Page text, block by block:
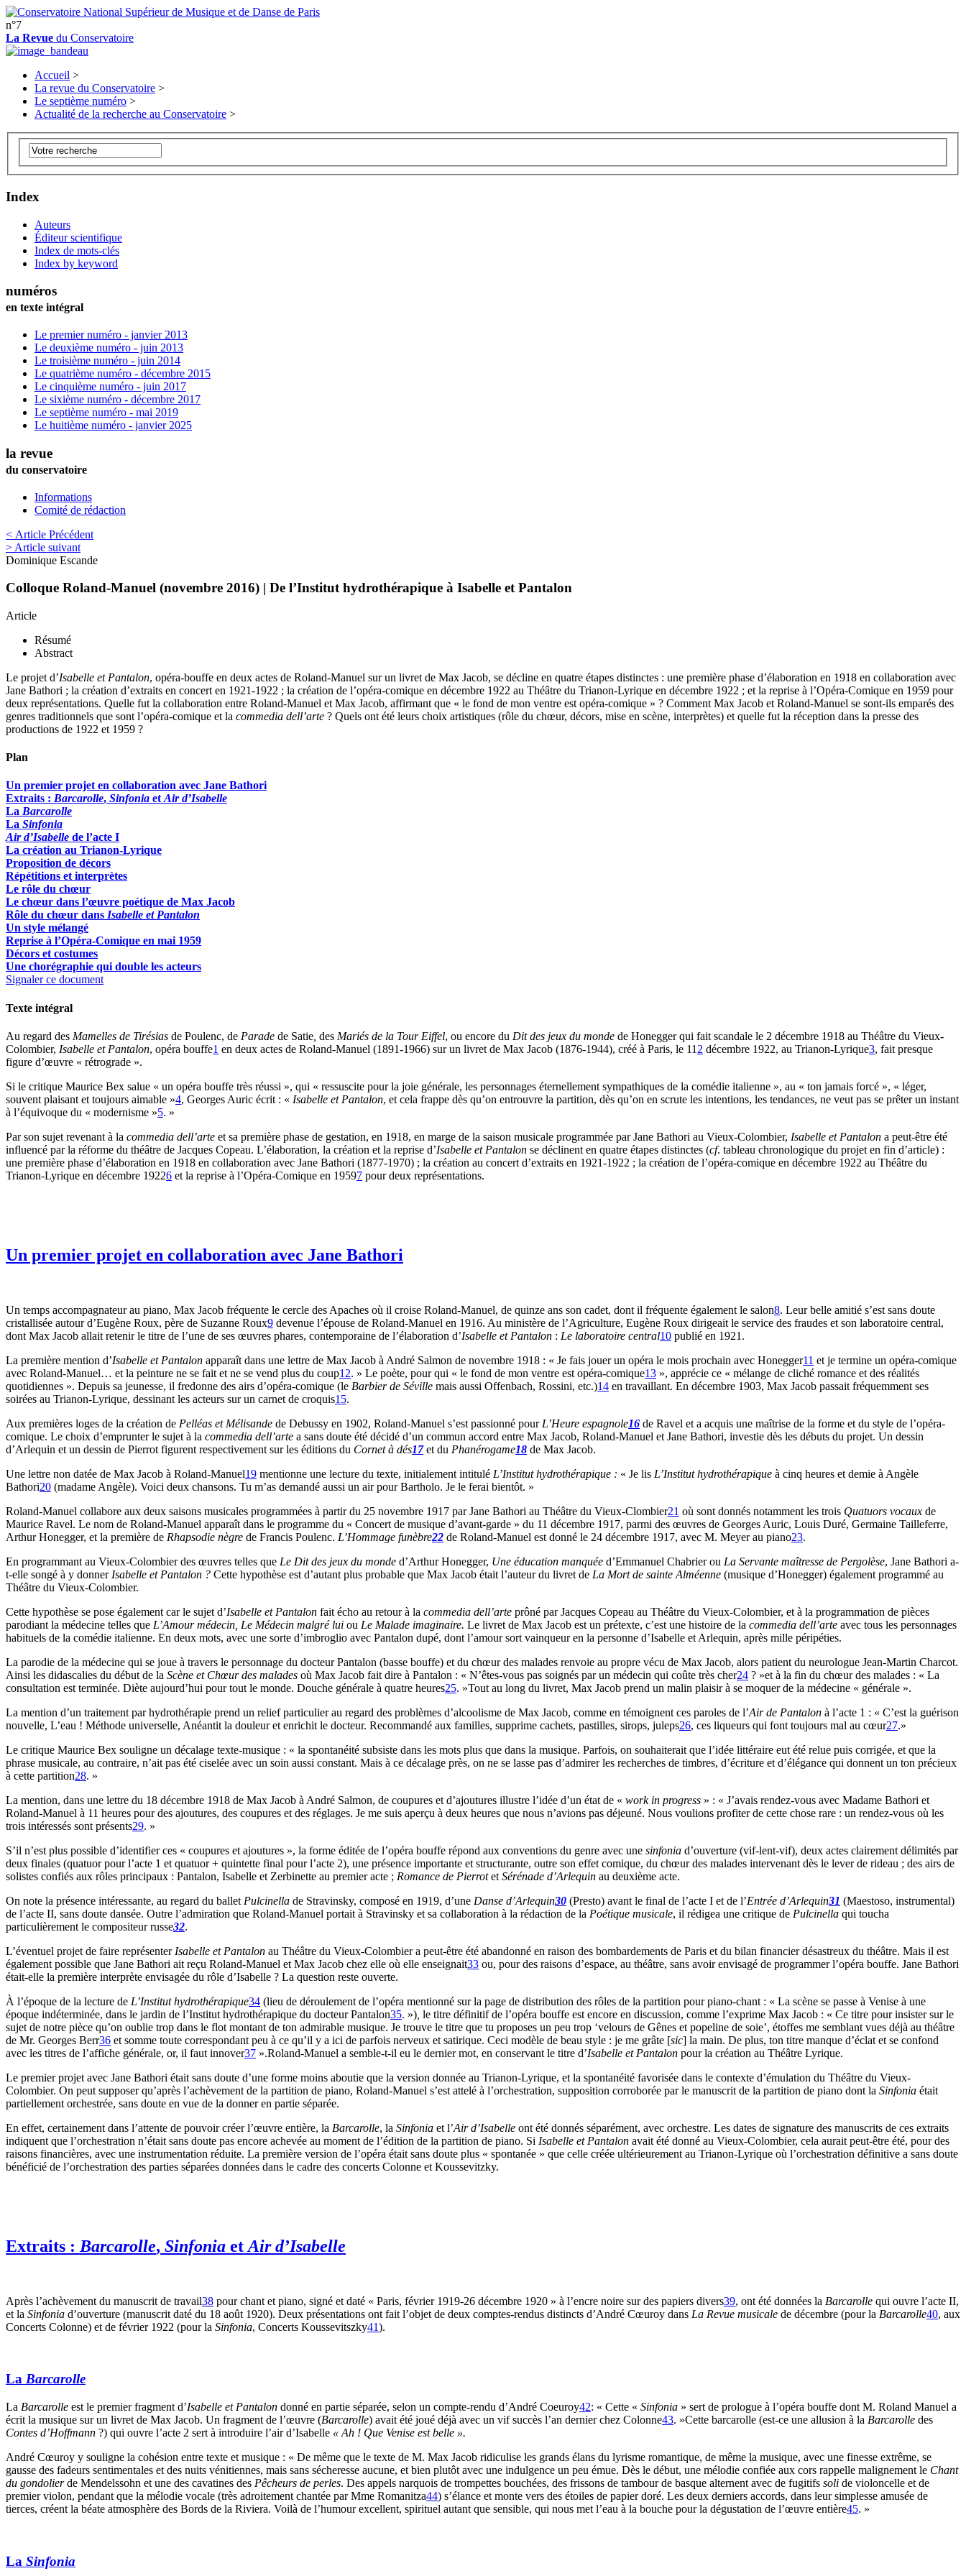
n°7
La Revue du Conservatoire
Accueil >
La revue du Conservatoire >
Le septième numéro >
Actualité de la recherche au Conservatoire >
Index
Auteurs
Éditeur scientifique
Index de mots-clés
Index by keyword
numéros
en texte intégral
Le premier numéro - janvier 2013
Le deuxième numéro - juin 2013
Le troisième numéro - juin 2014
Le quatrième numéro - décembre 2015
Le cinquième numéro - juin 2017
Le sixième numéro - décembre 2017
Le septième numéro - mai 2019
Le huitième numéro - janvier 2025
la revue
du conservatoire
Informations
Comité de rédaction
< Article Précédent
> Article suivant
Dominique Escande
Colloque Roland-Manuel (novembre 2016) | De l’Institut hydrothérapique à Isabelle et Pantalon
Article
Résumé
Abstract
Le projet d’Isabelle et Pantalon, opéra-bouffe en deux actes de Roland-Manuel sur un livret de Max Jacob, se décline en quatre étapes distinctes : une première phase d’élaboration en 1918 en collaboration avec
Jane Bathori ; la création d’extraits en concert en 1921-1922 ; la création de l’opéra-comique en décembre 1922 au Théâtre du Trianon-Lyrique en décembre 1922 ; et la reprise à l’Opéra-Comique en 1959 pour
deux représentations. Quelle fut la collaboration entre Roland-Manuel et Max Jacob, affirmant que « le fond de mon ventre est opéra-comique » ? Comment Max Jacob et Roland-Manuel se sont-ils emparés des
genres traditionnels que sont l’opéra-comique et la commedia dell’arte ? Quels ont été leurs choix artistiques (rôle du chœur, décors, mise en scène, interprètes) et quelle fut la réception dans la presse des
productions de 1922 et 1959 ?
Plan
Un premier projet en collaboration avec Jane Bathori
Extraits : Barcarolle, Sinfonia etAir d’Isabelle
La Barcarolle
La Sinfonia
Air d’Isabelle de l’acte I
La création au Trianon-Lyrique
Proposition de décors
Répétitions et interprètes
Le rôle du chœur
Le chœur dans l’œuvre poétique de Max Jacob
Rôle du chœur dans Isabelle et Pantalon
Un style mélangé
Reprise à l’Opéra-Comique en mai 1959
Décors et costumes
Une chorégraphie qui double les acteurs
Signaler ce document
Texte intégral
Au regard des Mamelles de Tirésias de Poulenc, de Parade de Satie des Mariés de la Tour Eiffel, ou encore du Dit des jeux du monde de Honegger qui fait scandale le 2 décembre 1918 au Théâtre du Vieux-
Colombier, Isabelle et Pantalon, opéra bouffe1 en deux actes de Roland-Manuel (1891-1966) sur un livret de Max Jacob (1876-1944), créé à Paris, le 11 2 décembre 1922, au Trianon-Lyrique3, fait presque
figure d’œuvre « rétrograde ».
Si le critique Maurice Bex salue « un opéra bouffe très réussi », qui « ressuscite pour la joie générale, les personnages éternellement sympathiques de la comédie italienne », au « ton jamais forcé », « léger,
souvent plaisant et toujours aimable »4, Georges Auric écrit : « Isabelle et Pantalon, et cela frappe dès qu’on entrouvre la partition, dès qu’on en scrute les intentions, les tendances, ne veut pas se prêter un instant
à l’équivoque du « modernisme »5. »
Par son sujet revenant à la commedia dell’arte et sa première phase de gestation, en 1918, en marge de la saison musicale programmée par Jane Bathori au Vieux-Colombier, Isabelle et Pantalon a peut-être été
influencé par la réforme du théâtre de Jacques Copeau. L’élaboration, la création et la reprise d’Isabelle et Pantalon se déclinent en quatre étapes distinctes (cf. tableau chronologique du projet en fin d’article) :
une première phase d’élaboration en 1918 en collaboration avec Jane Bathori (1877-1970) ; la création au concert d’extraits en 1921-1922 ; la création de l’opéra-comique en décembre 1922 au Théâtre du
Trianon-Lyrique en décembre 19226 et la reprise à l’Opéra-Comique en 19597 pour deux représentations.
Un premier projet en collaboration avec Jane Bathori
Un temps accompagnateur au piano, Max Jacob fréquente le cercle des Apaches où il croise Roland-Manuel, de quinze ans son cadet, dont il fréquente également le salon8. Leur belle amitié s’est sans doute
cristallisée autour d’Eugène Roux, père de Suzanne Roux9 devenue l’épouse de Roland-Manuel en 1916. Au ministère de l’Agriculture, Eugène Roux dirigeait le service des fraudes et son laboratoire central,
dont Max Jacob allait retenir le titre de l’une de ses œuvres phares, contemporaine de l’élaboration d’Isabelle et Pantalon : Le laboratoire central10 publié en 1921.
La première mention d’Isabelle et Pantalon apparaît dans une lettre de Max Jacob à André Salmon de novembre 1918 : « Je fais jouer un opéra le mois prochain avec Honegger11 et je termine un opéra-comique
avec Roland-Manuel… et la peinture ne se fait et ne se vend plus du coup12. » Le poète, pour qui « le fond de mon ventre est opéra-comique13 », apprécie ce « mélange de cliché romance et des réalités
quotidiennes ». Depuis sa jeunesse, il fredonne des airs d’opéra-comique (le Barbier de Séville mais aussi Offenbach, Rossini, etc.)14 en travaillant. En décembre 1903, Max Jacob passait fréquemment ses
soirées au Trianon-Lyrique, dessinant les acteurs sur un carnet de croquis15.
Aux premières loges de la création de Pelléas et Mélisande de Debussy en 1902, Roland-Manuel s’est passionné pour L’Heure espagnole16 de Ravel et a acquis une maîtrise de la forme et du style de l’opéra-
comique. Le choix d’emprunter le sujet à la commedia dell’arte a sans doute été décidé d’un commun accord entre Max Jacob, Roland-Manuel et Jane Bathori, investie dès les débuts du projet. Un dessin
d’Arlequin et un dessin de Pierrot figurent respectivement sur les éditions du Cornet à dés17et du Phanérogame18 de Max Jacob.
Une lettre non datée de Max Jacob à Roland-Manuel19 mentionne une lecture du texte, initialement intitulé L’Institut hydrothérapique : « Je lis L’Institut hydrothérapique à cinq heures et demie à Angèle
Bathori20 (madame Angèle). Voici deux chansons. Tu m’as demandé aussi un air pour Bartholo. Je le ferai bientôt. »
Roland-Manuel collabore aux deux saisons musicales programmées à partir du 25 novembre 1917 par Jane Bathori au Théâtre du Vieux-Clombier21 où sont donnés notamment les trois Quatuors vocaux de
Maurice Ravel. Le nom de Roland-Manuel apparaît dans le programme du « Concert de musique d’avant-garde » du 11 décembre 1917, parmi des œuvres de Georges Auric, Louis Duré, Germaine Tailleferre,
Arthur Honegger, et la première de Rhapsodie nègre de Francis Poulenc. L’Hommage funèbre22 de Roland-Manuel est donné le 24 décembre 1917, avec M. Meyer au piano23.
En programmant au Vieux-Colombier des œuvres telles que Le Dit des jeux du monde d’Arthur Honegger, Une éducation manquée d’Emmanuel Chabrier ou La Servante maîtresse de Pergolèse, Jane Bathori a-
t-elle songé à y donner Isabelle et Pantalon ? Cette hypothèse est d’autant plus probable que Max Jacob était l’auteur du livret de La Mort de sainte Alméenne (musique d’Honegger) également programmé au
Théâtre du Vieux-Colombier.
Cette hypothèse se pose également car le sujet d’Isabelle et Pantalon fait écho au retour à la commedia dell’arte prôné par Jacques Copeau au Théâtre du Vieux-Colombier, et à la programmation de pièces
parodiant la médecine telles que L’Amour médecin, Le Médecin malgré lui ou Le Malade imaginaire. Le livret de Max Jacob est un prétexte, c’est une histoire de la commedia dell’arte avec tous les personnages
habituels de la comédie italienne. En deux mots, avec une sorte d’imbroglio avec Pantalon dupé, dont l’amour sort vainqueur en la personne d’Isabelle et Arlequin, après mille péripéties.
La parodie de la médecine qui se joue à travers le personnage du docteur Pantalon (basse bouffe) et du chœur des malades renvoie au propre vécu de Max Jacob, alors patient du neurologue Jean-Martin Charcot.
Ainsi les didascalies du début de la Scène et Chœur des malades où Max Jacob fait dire à Pantalon : « N’êtes-vous pas soignés par un médecin qui coûte très cher24 ? »et à la fin du chœur des malades : « La
consultation est terminée. Diète aujourd’hui pour tout le monde. Douche générale à quatre heures25. »Tout au long du livret, Max Jacob prend un malin plaisir à se moquer de la médecine « générale ».
La mention d’un traitement par hydrothérapie prend un relief particulier au regard des problèmes d’alcoolisme de Max Jacob, comme en témoignent ces paroles de l’Air de Pantalon à l’acte 1 : « C’est la guérison
nouvelle, L’eau ! Méthode universelle, Anéantit la douleur et enrichit le docteur. Recommandé aux familles, supprime cachets, pastilles, sirops, juleps26, ces liqueurs qui font toujours mal au cœur27.»
Le critique Maurice Bex souligne un décalage texte-musique : « la spontanéité subsiste dans les mots plus que dans la musique. Parfois, on souhaiterait que l’idée littéraire eut été relue puis corrigée, et que la
phrase musicale, au contraire, n’ait pas été ciselée avec un soin aussi constant. Mais à ce décalage près, on ne se lasse pas d’admirer les recherches de timbres, d’écriture et d’élégance qui donnent un ton précieux
à cette partition28. »
La mention, dans une lettre du 18 décembre 1918 de Max Jacob à André Salmon, de coupures et d’ajoutures illustre l’idée d’un état de « work in progress » : « J’avais rendez-vous avec Madame Bathori et
Roland-Manuel à 11 heures pour des ajoutures, des coupures et des réglages. Je me suis aperçu à deux heures que nous n’avions pas déjeuné. Nous voulions profiter de cette chose rare : un rendez-vous où les
trois intéressés sont présents29. »
S’il n’est plus possible d’identifier ces « coupures et ajoutures », la forme éditée de l’opéra bouffe répond aux conventions du genre avec une sinfonia d’ouverture (vif-lent-vif), deux actes clairement délimités par
deux finales (quatuor pour l’acte 1 et quatuor + quintette final pour l’acte 2), une présence importante et structurante, outre son effet comique, du chœur des malades intervenant dès le lever de rideau ; des airs de
solistes confiés aux rôles principaux : Pantalon, Isabelle et Zerbinette au premier acte ; Romance de Pierrotet Sérénade d’Arlequin au deuxième acte.
On note la présence intéressante, au regard du ballet Pulcinella de Stravinsky, composé en 1919, d’une Danse d’Arlequin30 (Presto) avant le final de l’acte I et de l’Entrée d’Arlequin31 (Maestoso, instrumental)
de l’acte II, sans doute dansée. Outre l’admiration que Roland-Manuel portait à Stravinsky et sa collaboration à la rédaction de la Poétique musicale, il rédigea une critique de Pulcinella qui toucha
particulièrement le compositeur russe32.
L’éventuel projet de faire représenter Isabelle et Pantalon au Théâtre du Vieux-Colombier a peut-être été abandonné en raison des bombardements de Paris et du bilan financier désastreux du théâtre. Mais il est
également possible que Jane Bathori ait reçu Roland-Manuel et Max Jacob chez elle où elle enseignait33 ou, pour des raisons d’espace, au théâtre, sans avoir envisagé de programmer l’opéra bouffe. Jane Bathori
était-elle la première interprète envisagée du rôle d’Isabelle ? La question reste ouverte.
À l’époque de la lecture de L’Institut hydrothérapique34 (lieu de déroulement de l’opéra mentionné sur la page de distribution des rôles de la partition pour piano-chant : « La scène se passe à Venise à une
époque indéterminée, dans le jardin de l’Institut hydrothérapique du docteur Pantalon35. ») le titre définitif de l’opéra bouffe est encore en discussion, comme l’exprime Max Jacob : « Ce titre pour insister sur le
sujet de notre pièce qu’on oublie trop dans le flot montant de ton admirable musique. Je trouve le titre que tu proposes un peu trop ‘velours de Gênes et popeline de soie’, étoffes me semblant vues déjà au théâtre
de Mr. Georges Berr36 et somme toute correspondant peu à ce qu’il y a ici de parfois nerveux et satirique. Ceci modèle de beau style : je me grâte [sic] la main. De plus, ton titre manque d’éclat et se confond
avec les titres de l’affiche générale, or, il faut innover37 ».Roland-Manuel a semble-t-il eu le dernier mot, en conservant le titre d’Isabelle et Pantalon pour la création au Théâtre Lyrique.
Le premier projet avec Jane Bathori était sans doute d’une forme moins aboutie que la version donnée au Trianon-Lyrique, et la spontanéité favorisée dans le contexte d’émulation du Théâtre du Vieux-
Colombier. On peut supposer qu’après l’achèvement de la partition de piano, Roland-Manuel s’est attelé à l’orchestration, supposition corroborée par le manuscrit de la partition de piano dont la Sinfonia était
partiellement orchestrée, sans doute en vue de la donner en partie séparée.
En effet, certainement dans l’attente de pouvoir créer l’œuvre entière, la Barcarolle, la Sinfonia et l’Air d’Isabelle ont été donnés séparément, avec orchestre. Les dates de signature des manuscrits de ces extraits
indiquent que l’orchestration n’était sans doute pas encore achevée au moment de l’édition de la partition de piano. Si Isabelle et Pantalon avait été donné au Vieux-Colombier, cela aurait peut-être été, pour des
raisons financières, avec une instrumentation réduite. La première version de l’opéra était sans doute plus « spontanée » que celle créée ultérieurement au Trianon-Lyrique où l’orchestration définitive a sans doute
bénéficié de l’orchestration des parties séparées données dans le cadre des concerts Colonne et Koussevitzky.
Extraits : Barcarolle, Sinfonia et Air d’Isabelle
Après l’achèvement du manuscrit de travail38 pour chant et piano, signé et daté « Paris, février 1919-26 décembre 1920 » à l’encre noire sur des papiers divers39, ont été données la Barcarolle qui ouvre l’acte II,
et la Sinfonia d’ouverture (manuscrit daté du 18 août 1920). Deux présentations ont fait l’objet de deux comptes-rendus distincts d’André Cœuroy dans La Revue musicale de décembre (pour la Barcarolle40, aux
Concerts Colonne) et de février 1922 (pour la Sinfonia, Concerts Koussevitszky41).
La Barcarolle
La Barcarolle est le premier fragment d’Isabelle et Pantalon donné en partie séparée, selon un compte-rendu d’André Coeuroy42: « Cette « Sinfonia » sert de prologue à l’opéra bouffe dont M. Roland Manuel a
écrit la musique sur un livret de Max Jacob. Un fragment de l’œuvre (Barcarolle) avait été joué déjà avec un vif succès l’an dernier chez Colonne43. »Cette barcarolle (est-ce une allusion à la Barcarolle des
Contes d’Hoffmann ?) qui ouvre l’acte 2 sert à introduire l’air d’Isabelle « Ah ! Que Venise est belle ».
André Cœuroy y souligne la cohésion entre texte et musique : « De même que le texte de M. Max Jacob ridiculise les grands élans du lyrisme romantique, de même la musique, avec une finesse extrême, se
gausse des fadeurs sentimentales et des nuits vénitiennes, mais sans sécheresse aucune, et bien plutôt avec une indulgence un peu émue. Dès le début, une mélodie confiée aux cors rappelle malignement le Chant
du gondolierde Mendelssohn et une des cavatines des Pêcheurs de perles. Des appels narquois de trompettes bouchées, des frissons de tambour de basque alternent avec de fugitifs soli de violoncelle et de
premier violon, pendant que la mélodie vocale (très adroitement chantée par Mme Romanitza44) s’élance et monte vers des étoiles de papier doré. Les deux derniers accords, dans leur simplesse amusée de
tierces, créent la béate atmosphère des Bords de la Riviera. Voilà de l’humour excellent, spirituel autant que sensible, qui nous met l’eau à la bouche pour la dégustation de l’œuvre entière45. »
La Sinfonia